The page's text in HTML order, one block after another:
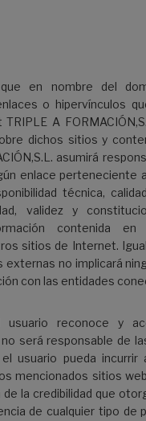
en nombre del
o hipervínculos
A
dichos sitios y
asumirá
enlace perteneciente
técnica,
validez y
contenida en
sitios de Internet.
no implicará
con las entidades
reconoce y
no será responsable de
usuario pueda incurrir
mencionados sitios
la credibilidad que
de cualquier tipo de